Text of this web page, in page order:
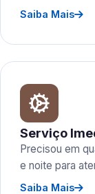
Saiba Mais
Serviço
Precisou em
e noite para
Saiba Mais